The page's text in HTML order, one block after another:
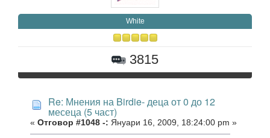
White
3815
Re: Мнения на Birdie- деца от 0 до 12
месеца (5 част)
« Отговор #1048 -: Януари 16, 2009, 18:24:00 pm »